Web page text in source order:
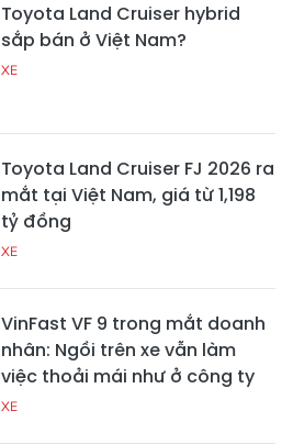
Toyota Land Cruiser hybrid
sắp bán ở Việt Nam?
XE
Toyota Land Cruiser FJ 2026 ra
mắt tại Việt Nam, giá từ 1,198
tỷ đồng
XE
VinFast VF 9 trong mắt doanh
nhân: Ngồi trên xe vẫn làm
việc thoải mái như ở công ty
XE